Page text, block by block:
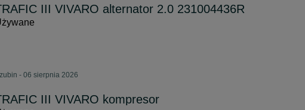
III VIVARO alternator 2.0 231004436R
- 06 sierpnia 2026
III VIVARO kompresor